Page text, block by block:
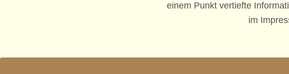
einem Punkt vertiefte
im